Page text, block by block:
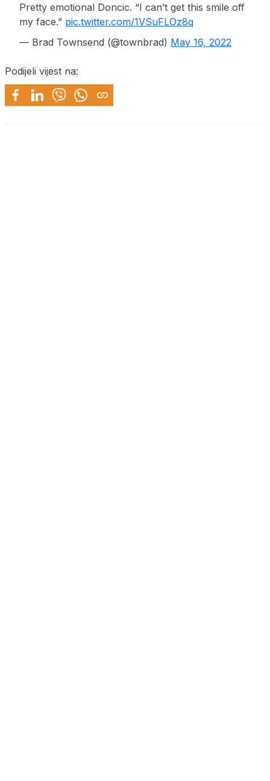
Pretty emotional Doncic. “I can’t get this smile off
my face.” pic.twitter.com/1VSuFLOz8q
— Brad Townsend (@townbrad) May 16, 2022
Podijeli vijest na: